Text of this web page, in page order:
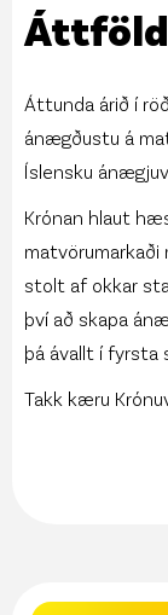
Áttunda árið í
ánægðustu á
Íslensku
Krónan hlaut
matvörumarkaði
stolt af okkar
því að skapa
þá ávallt í fyrsta
Takk kæru